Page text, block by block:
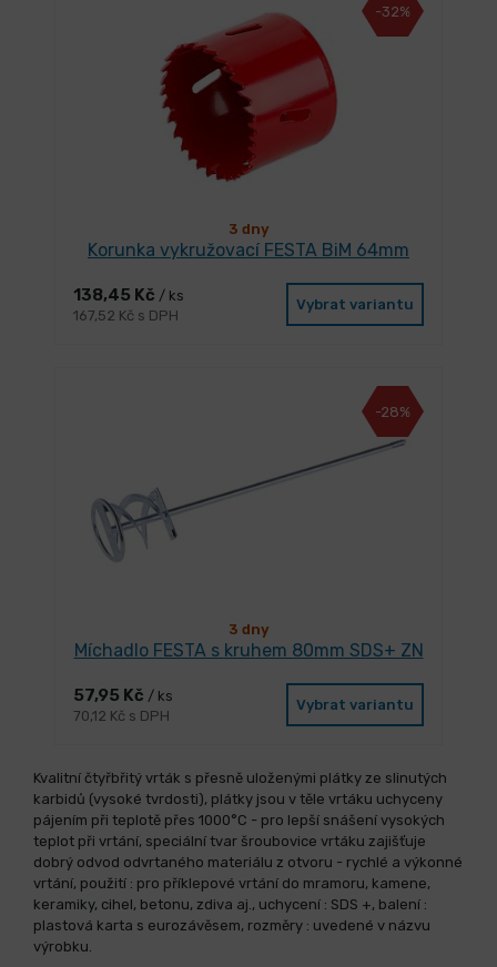
-32%
3 dny
Korunka vykružovací FESTA BiM 64mm
138,45 Kč / ks
167,52 Kč s DPH
Vybrat variantu
-28%
3 dny
Míchadlo FESTA s kruhem 80mm SDS+ ZN
57,95 Kč / ks
70,12 Kč s DPH
Vybrat variantu
Kvalitní čtyřbřitý vrták s přesně uloženými plátky ze slinutých
karbidů (vysoké tvrdosti), plátky jsou v těle vrtáku uchyceny
pájením při teplotě přes 1000°C - pro lepší snášení vysokých
teplot při vrtání, speciální tvar šroubovice vrtáku zajišťuje
dobrý odvod odvrtaného materiálu z otvoru - rychlé a výkonné
vrtání, použití : pro příklepové vrtání do mramoru, kamene,
keramiky, cihel, betonu, zdiva aj., uchycení : SDS +, balení :
plastová karta s eurozávěsem, rozměry : uvedené v názvu
výrobku.